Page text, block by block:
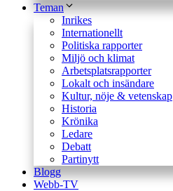
Teman
Inrikes
Internationellt
Politiska rapporter
Miljö och klimat
Arbetsplatsrapporter
Lokalt och insändare
Kultur, nöje & vetenskap
Historia
Krönika
Ledare
Debatt
Partinytt
Blogg
Webb-TV